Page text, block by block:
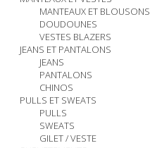
MANTEAUX ET BLOUSONS
DOUDOUNES
VESTES BLAZERS
JEANS ET PANTALONS
JEANS
PANTALONS
CHINOS
PULLS ET SWEATS
PULLS
SWEATS
GILET / VESTE